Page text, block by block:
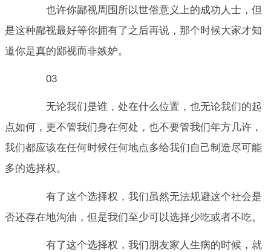
也许你鄙视周围所以世俗意义上的成功人士，但
是这种鄙视最好等你拥有了之后再说，那个时候大家才知
道你是真的鄙视而非嫉妒。
03
无论我们是谁，处在什么位置，也无论我们的起
点如何，更不管我们身在何处，也不要管我们年方几许，
我们都应该在任何时候任何地点多给我们自己制造尽可能
多的选择权。
有了这个选择权，我们虽然无法规避这个社会是
否还存在地沟油，但是我们至少可以选择少吃或者不吃。
有了这个选择权，我们朋友家人生病的时候，就